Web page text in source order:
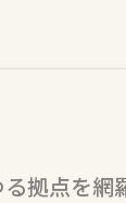
拠点を網